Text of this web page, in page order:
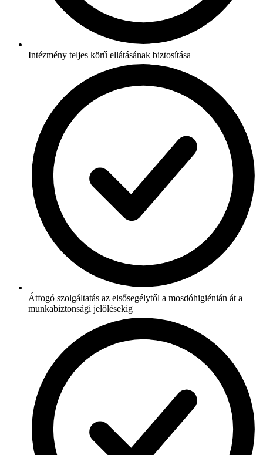
Intézmény teljes körű ellátásának biztosítása
Átfogó szolgáltatás az elsősegélytől a mosdóhigiénián át a
munkabiztonsági jelölésekig